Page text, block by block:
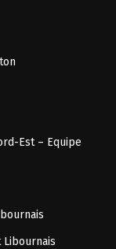
Est – Equipe